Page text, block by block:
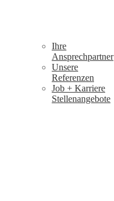
Ihre
Ansprechpartner
Unsere
Referenzen
Job + Karriere
Stellenangebote